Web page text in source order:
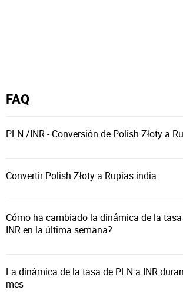
FAQ
PLN /INR - Conversión de Polish Złoty a
Convertir Polish Złoty a Rupias india
Cómo ha cambiado la dinámica de la tasa
INR en la última semana?
La dinámica de la tasa de PLN a INR
mes